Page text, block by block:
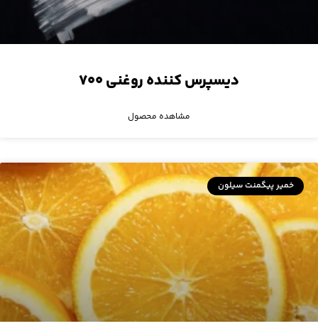
دیسپرس کننده روغنی ۷۰۰
مشاهده محصول
خمیر پیگمنت سیلون